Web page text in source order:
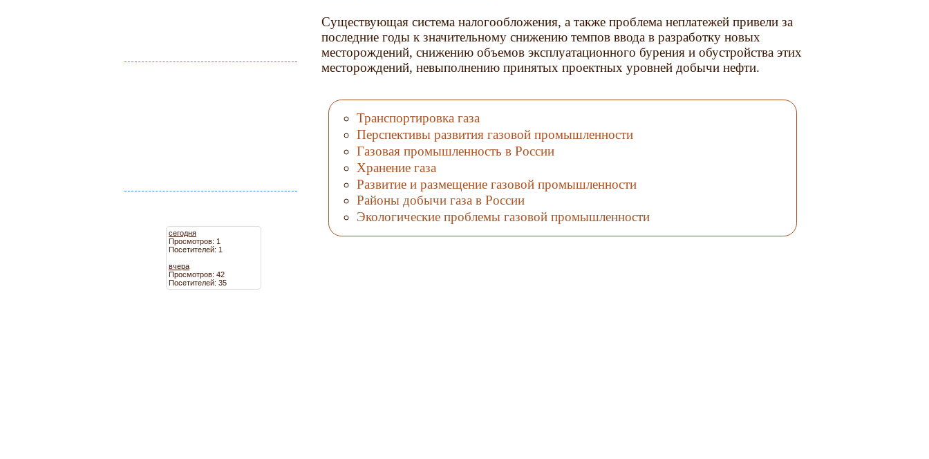
сегодня
Просмотров: 1
Посетителей: 1
вчера
Просмотров: 42
Посетителей: 35
Существующая система налогообложения, а также проблема неплатежей привели за
последние годы к значительному снижению темпов ввода в разработку новых
месторождений, снижению объемов эксплуатационного бурения и обустройства этих
месторождений, невыполнению принятых проектных уровней добычи нефти.
Транспортировка газа
Перспективы развития газовой промышленности
Газовая промышленность в России
Хранение газа
Развитие и размещение газовой промышленности
Районы добычи газа в России
Экологические проблемы газовой промышленности